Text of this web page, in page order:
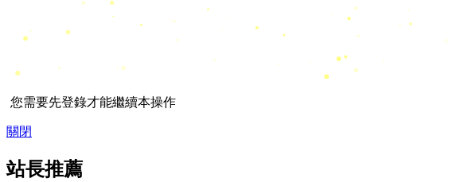
您需要先登錄才能繼續本操作
關閉
站長推薦